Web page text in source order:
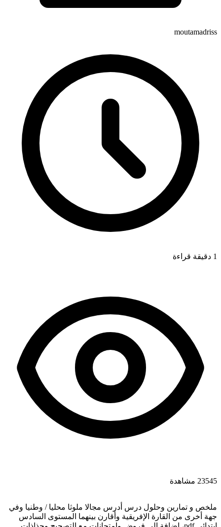
moutamadriss
1 دقيقة قراءة
23545 مشاهدة
ملخص و تمارين وحلول درس أدرس مجالا ملوثا محليا / وطنيا وفي
جهة أخرى من القارة الإفريقية وأقارن بينهما المستوى السادس